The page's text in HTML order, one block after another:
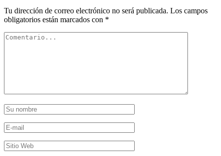
Tu dirección de correo electrónico no será publicada. Los campos
obligatorios están marcados con *